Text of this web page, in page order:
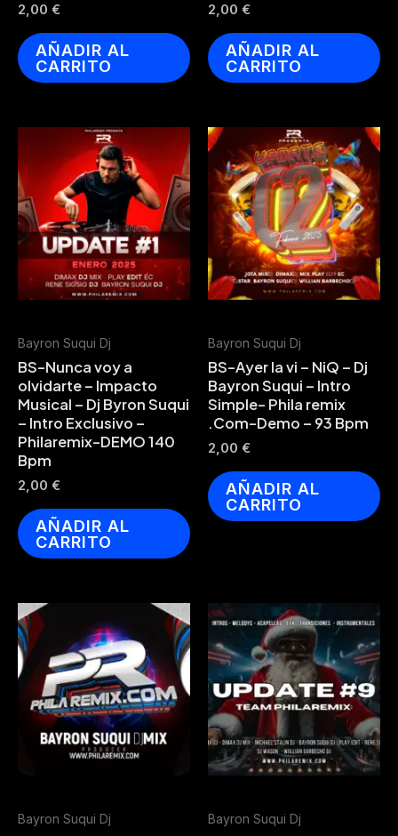
2,00 €
AÑADIR AL
CARRITO
2,00 €
AÑADIR AL
CARRITO
Bayron Suqui Dj
BS-Nunca voy a
olvidarte – Impacto
Musical – Dj Byron Suqui
– Intro Exclusivo –
Philaremix-DEMO 140
Bpm
2,00 €
AÑADIR AL
CARRITO
Bayron Suqui Dj
BS-Ayer la vi – NiQ – Dj
Bayron Suqui – Intro
Simple- Phila remix
.Com-Demo – 93 Bpm
2,00 €
AÑADIR AL
CARRITO
Bayron Suqui Dj Bayron Suqui Dj